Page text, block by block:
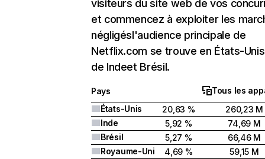
visiteurs du site web de vos
et commencez à exploiter les
négligésl'audience principale de
Netflix.com se trouve en États-
de Indeet Brésil.
Pays
Tous les
États-Unis
20,63 %
260,23 M
Inde
5,92 %
74,69 M
Brésil
5,27 %
66,46 M
Royaume-Uni
4,69 %
59,15 M